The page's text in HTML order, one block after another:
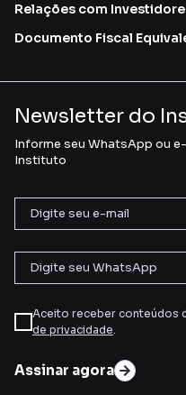
Relações com
Documento Fiscal
Newsletter do
Informe seu WhatsApp ou
Instituto
Aceito receber conteúdos
de privacidade.
Assinar agora